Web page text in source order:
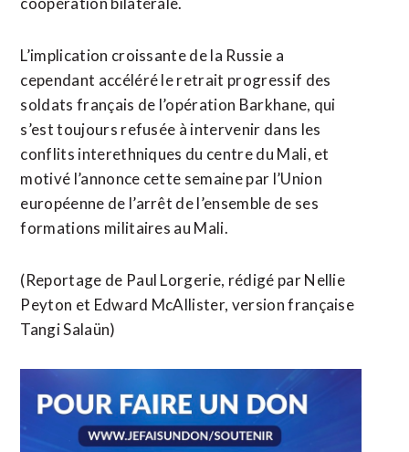
L’implication croissante de la Russie a
cependant accéléré le retrait progressif des
soldats français de l’opération Barkhane, qui
s’est toujours refusée à intervenir dans les
conflits interethniques du centre du Mali, et
motivé l’annonce cette semaine par l’Union
européenne de l’arrêt de l’ensemble de ses
formations militaires au Mali.
(Reportage de Paul Lorgerie, rédigé par Nellie
Peyton et Edward McAllister, version française
Tangi Salaün)